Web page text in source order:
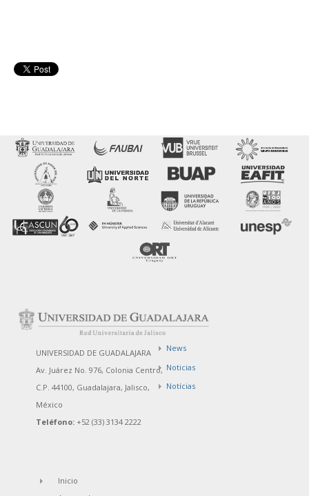
UNIVERSIDAD DE GUADALAJARA
Av. Juárez No. 976, Colonia Centro,
C.P. 44100, Guadalajara, Jalisco,
México
Teléfono: +52 (33) 3134 2222
News
Noticias
Notícias
Inicio